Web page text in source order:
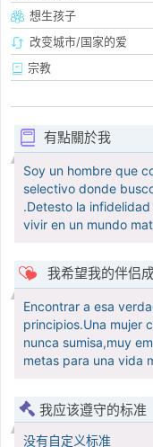
想生孩子
改变城市/国家的爱
宗教
有點關於我
Soy un hombre que
selectivo donde
.Detesto la
vivir en un mundo
我希望我的伴侣
Encontrar a esa
principios.Una mujer
nunca sumisa,muy
metas para una vida
我应该遵守的标准
没有自定义标准